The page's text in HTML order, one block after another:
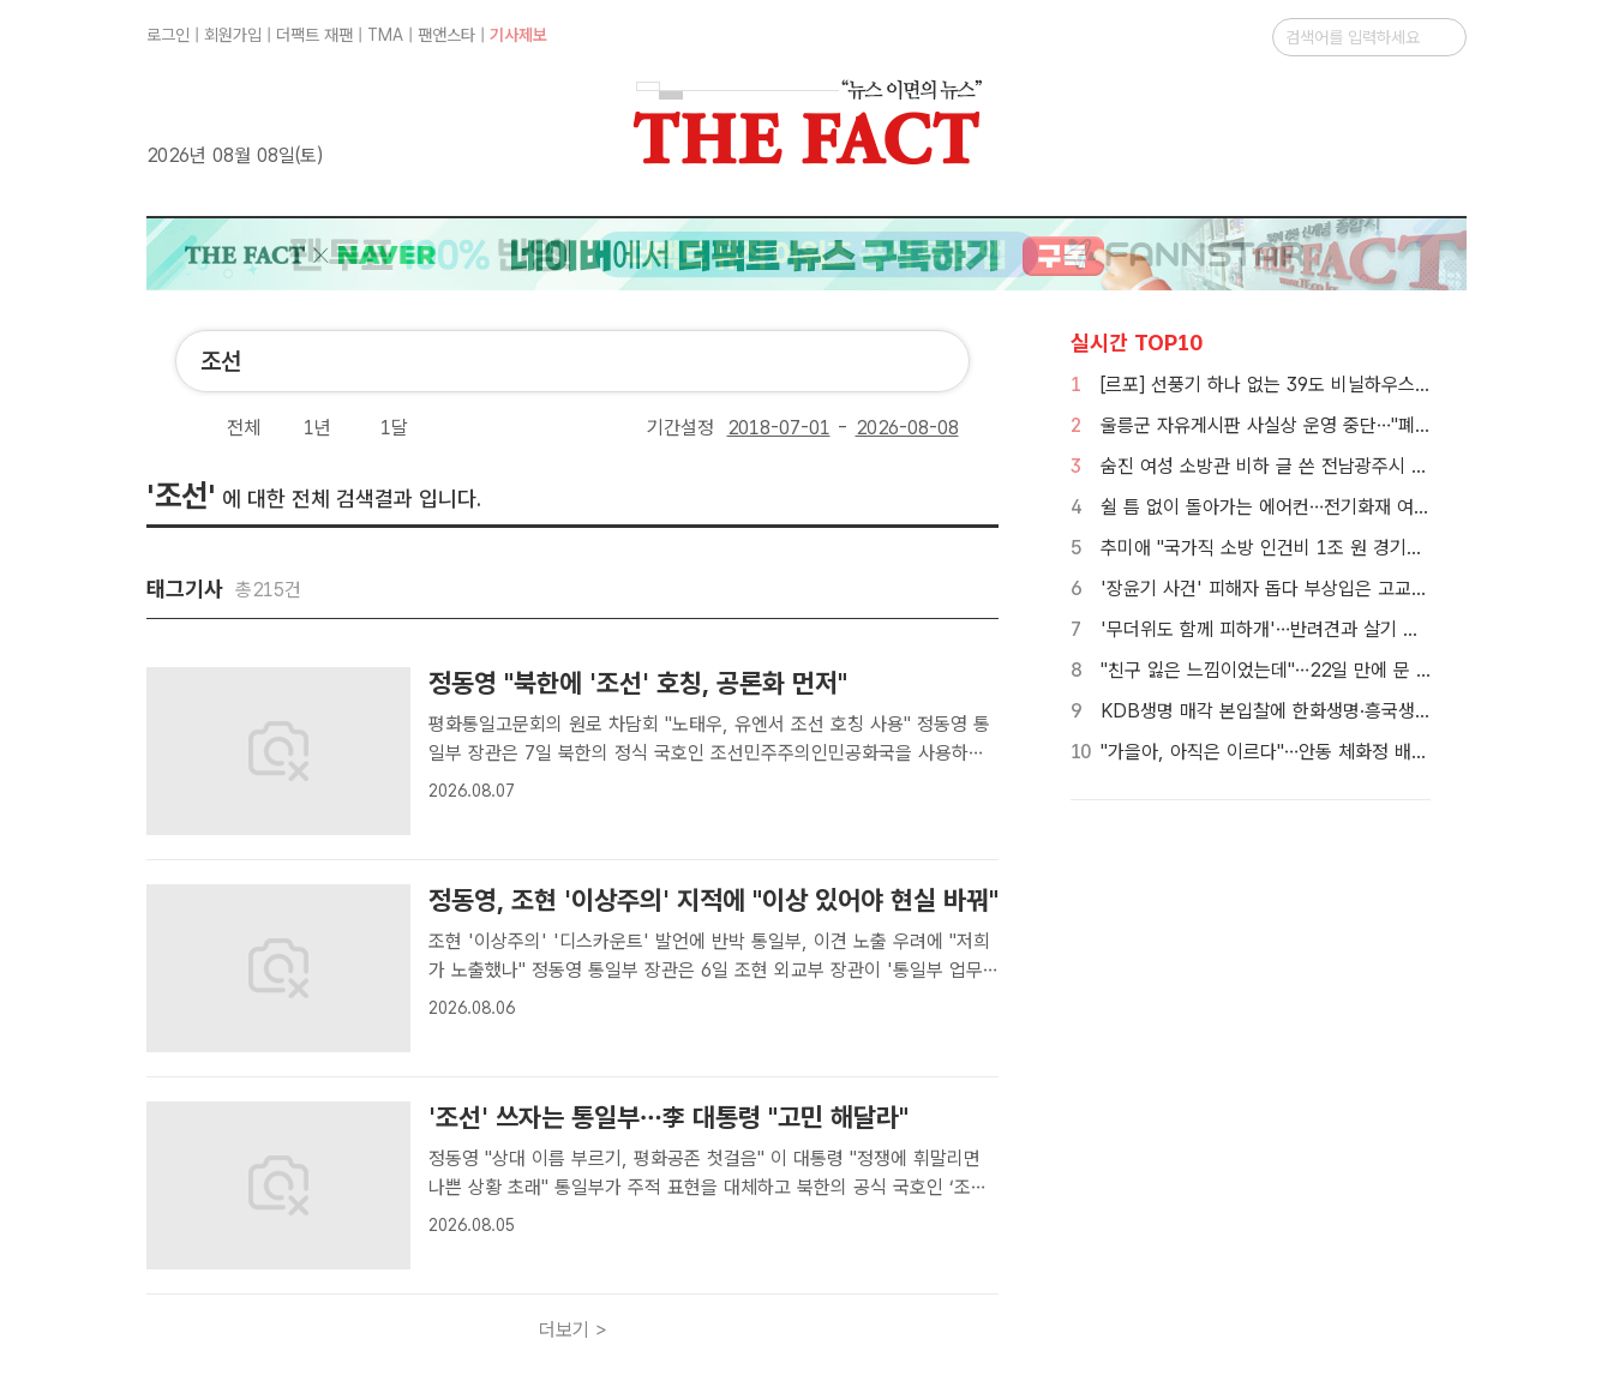
로그인 회원가입 더팩트 재팬 TMA 팬앤스타 기사제보
2026년 08월 08일(토)
전체 1년 1달 기간설정 -
'조선' 에 대한 전체 검색결과 입니다.
태그기사 총215건
정동영 "북한에 '조선' 호칭, 공론화 먼저"
평화통일고문회의 원로 차담회 "노태우, 유엔서 조선 호칭 사용" 정동영 통
일부 장관은 7일 북한의 정식 국호인 조선민주주의인민공화국을 사용하는
방안에 대해 “공론화가 먼저다”고 밝혔다. 사진은 이날 평화통일고문회의
2026.08.07
정동영, 조현 '이상주의' 지적에 "이상 있어야 현실 바꿔"
조현 '이상주의' '디스카운트' 발언에 반박 통일부, 이견 노출 우려에 "저희
가 노출했나" 정동영 통일부 장관은 6일 조현 외교부 장관이 '통일부 업무
보고는 이상주의적이니 디스카운트해달라'고 밝힌 데 대해 "이상이 있어야
2026.08.06
'조선' 쓰자는 통일부…李 대통령 "고민 해달라"
정동영 "상대 이름 부르기, 평화공존 첫걸음" 이 대통령 "정쟁에 휘말리면
나쁜 상황 초래" 통일부가 주적 표현을 대체하고 북한의 공식 국호인 ‘조선’
사용을 공론화하는 방안을 제시했지만, 이재명 대통령은 "정쟁의 대상이 될
2026.08.05
더보기 >
실시간 TOP10
1
[르포] 선풍기 하나 없는 39도 비닐하우스…이주노동자의 '악몽같은 폭염'
2
울릉군 자유게시판 사실상 운영 중단…"폐쇄" vs "소통창구 지켜야"
3
숨진 여성 소방관 비하 글 쓴 전남광주시 공무원 입건
4
쉴 틈 없이 돌아가는 에어컨…전기화재 여름철에 몰린다
5
추미애 "국가직 소방 인건비 1조 원 경기도가 대납…재정개혁 시급"
6
'장윤기 사건' 피해자 돕다 부상입은 고교생 의상자 인정
7
'무더위도 함께 피하개'…반려견과 살기 좋은 자치구는 어디
8
"친구 잃은 느낌이었는데"…22일 만에 문 연 홈플러스 가보니[TF현장]
9
KDB생명 매각 본입찰에 한화생명·흥국생명·한투금융 등 3개사 참여
10
"가을아, 아직은 이르다"…안동 체화정 배롱나무의 마지막 여름